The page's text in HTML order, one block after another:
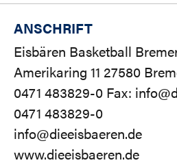
ANSCHRIFT
Eisbären Basketball
Amerikaring 11 27580
0471 483829-0 Fax:
0471 483829-0
info@dieeisbaeren.de
www.dieeisbaeren.de